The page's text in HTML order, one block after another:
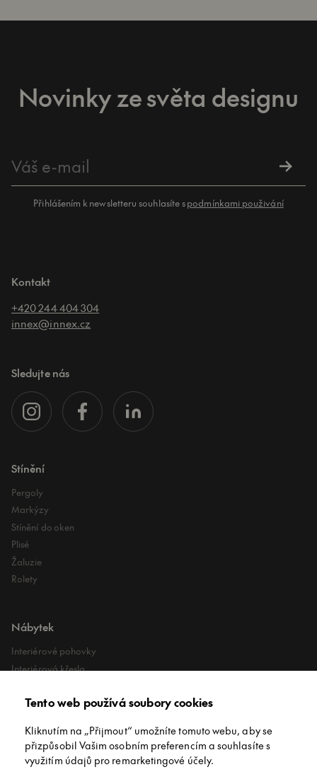
Novinky ze světa designu
Přihlášením k newsletteru souhlasíte spodmínkami použivání
Kontakt
+420 244 404 304
innex@innex.cz
Sledujte nás
Stínění
Pergoly
Markýzy
Stínění do oken
Plisé
Žaluzie
Rolety
Nábytek
Interiérové pohovky
Interiérová křesla
Lehátka
Exteriérové pufy
Tento web používá soubory cookies
Kliknutím na „Přijmout“ umožníte tomuto webu, aby se
přizpůsobil Vašim osobním preferencím a souhlasíte s
využitím údajů pro remarketingové účely.